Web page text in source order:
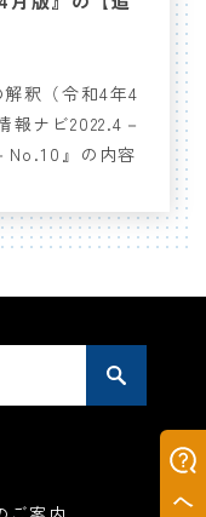
釈（令和4年4
報ナビ2022.4－
No.10』の内容